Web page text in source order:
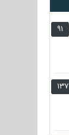
91
137